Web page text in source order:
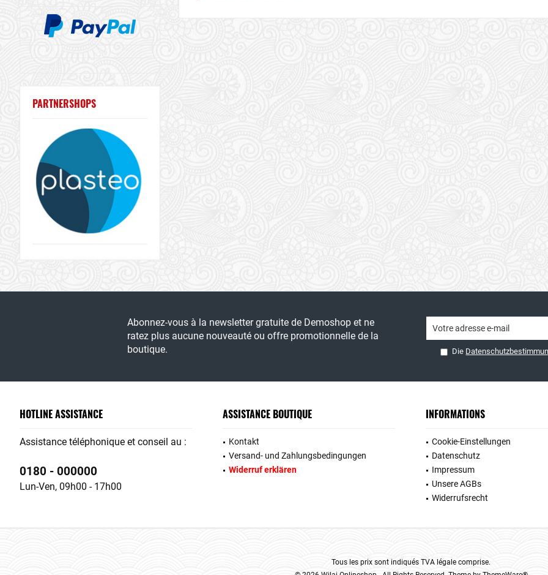
PARTNERSHOPS
Abonnez-vous à la newsletter gratuite de Demoshop et ne
ratez plus aucune nouveauté ou offre promotionnelle de la
boutique.
Die
HOTLINE ASSISTANCE
Assistance téléphonique et conseil au :
0180 - 000000
Lun-Ven, 09h00 - 17h00
ASSISTANCE BOUTIQUE
Kontakt
Versand- und Zahlungsbedingungen
Widerruf erklären
INFORMATIONS
Cookie-Einstellungen
Datenschutz
Impressum
Unsere AGBs
Widerrufsrecht
Tous les prix sont indiqués TVA légale comprise.